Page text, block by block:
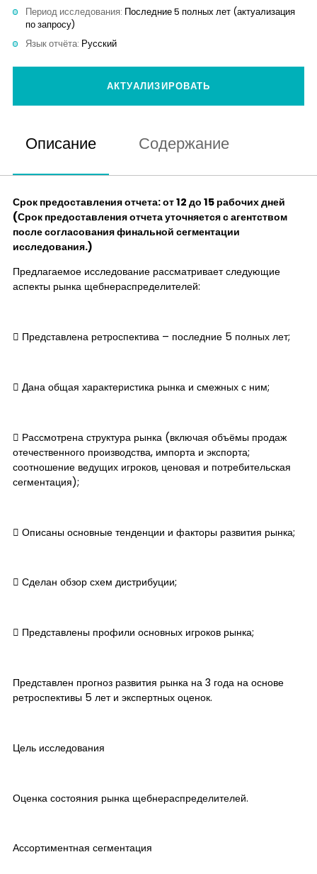
Период исследования: Последние 5 полных лет (актуализация
по запросу)
Язык отчёта: Русский
АКТУАЛИЗИРОВАТЬ
Описание Содержание
Срок предоставления отчета: от 12 до 15 рабочих дней
(Срок предоставления отчета уточняется с агентством
после согласования финальной сегментации
исследования.)
Предлагаемое исследование рассматривает следующие
аспекты рынка щебнераспределителей:
​ Представлена ретроспектива – последние 5 полных лет;
​ Дана общая характеристика рынка и смежных с ним;
​ Рассмотрена структура рынка (включая объёмы продаж
отечественного производства, импорта и экспорта;
соотношение ведущих игроков, ценовая и потребительская
сегментация);
​ Описаны основные тенденции и факторы развития рынка;
​ Сделан обзор схем дистрибуции;
​ Представлены профили основных игроков рынка;
Представлен прогноз развития рынка на 3 года на основе
ретроспективы 5 лет и экспертных оценок.
Цель исследования
Оценка состояния рынка щебнераспределителей.
Ассортиментная сегментация